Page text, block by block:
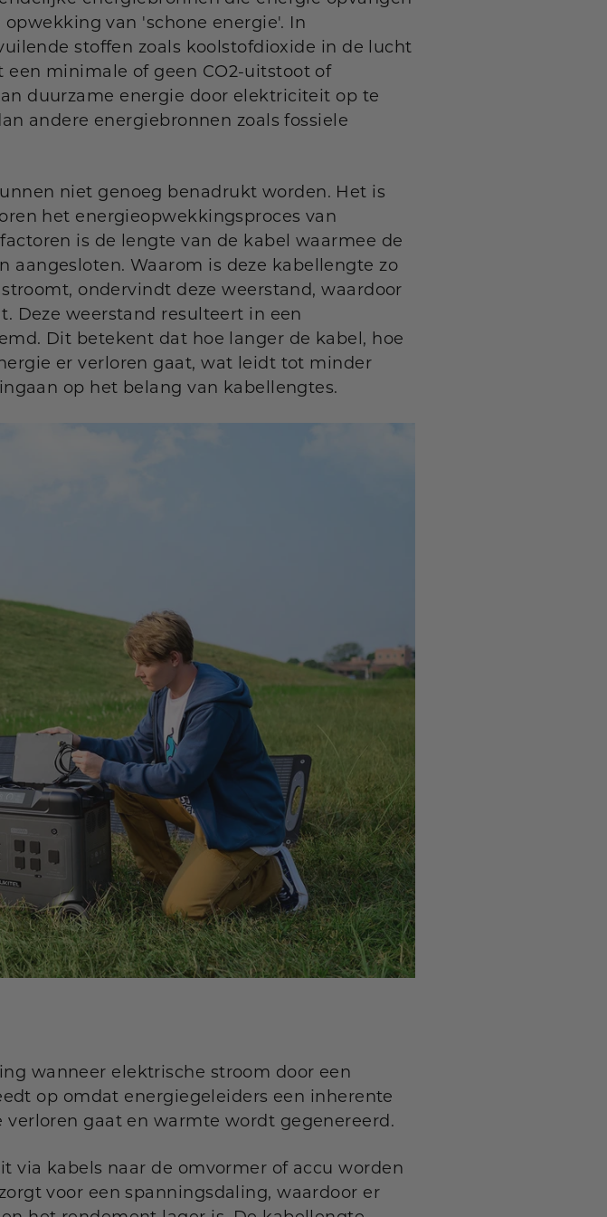
van 'schone energie'. In
stoffen zoals koolstofdioxide in de lucht
minimale of geen CO2-uitstoot of
duurzame energie door elektriciteit op te
andere energiebronnen zoals fossiele
niet genoeg benadrukt worden. Het is
het energieopwekkingsproces van
is de lengte van de kabel waarmee de
aangesloten. Waarom is deze kabellengte zo
ondervindt deze weerstand, waardoor
Deze weerstand resulteert in een
Dit betekent dat hoe langer de kabel, hoe
er verloren gaat, wat leidt tot minder
op het belang van kabellengtes.
wanneer elektrische stroom door een
op omdat energiegeleiders een inherente
gaat en warmte wordt gegenereerd.
via kabels naar de omvormer of accu worden
voor een spanningsdaling, waardoor er